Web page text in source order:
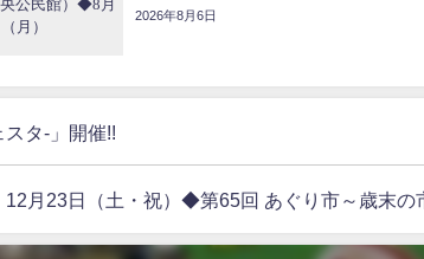
2026年8月6日
タ-」開催!!
12月23日（土・祝）◆第65回 あぐり市～歳末の